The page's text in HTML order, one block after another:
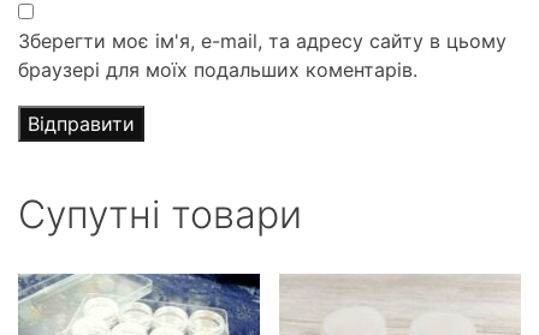
Зберегти моє ім'я, e-mail, та адресу сайту в цьому
браузері для моїх подальших коментарів.
Супутні товари